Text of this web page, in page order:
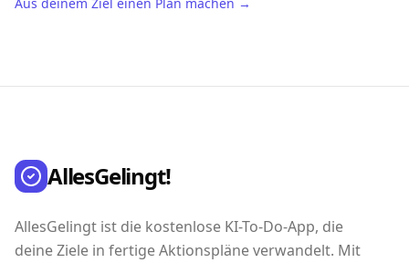
AllesGelingt!
AllesGelingt ist die kostenlose KI-To-Do-App, die
deine Ziele in fertige Aktionspläne verwandelt. Mit